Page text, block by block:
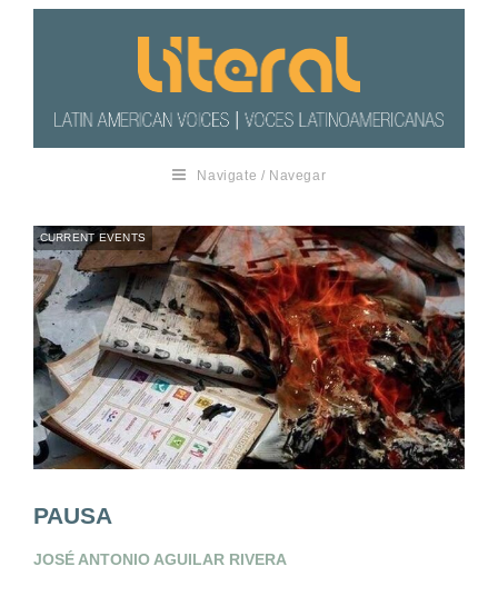
Navigate / Navegar
CURRENT EVENTS
PAUSA
JOSÉ ANTONIO AGUILAR RIVERA